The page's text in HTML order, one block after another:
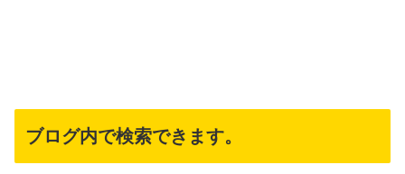
ブログ内で検索できます。